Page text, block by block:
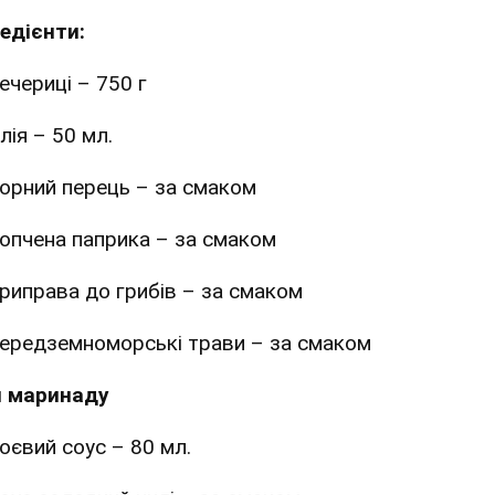
– 750 г
– 50 мл.
перець – за смаком
паприка – за смаком
до грибів – за смаком
трави – за смаком
маринаду
соус – 80 мл.